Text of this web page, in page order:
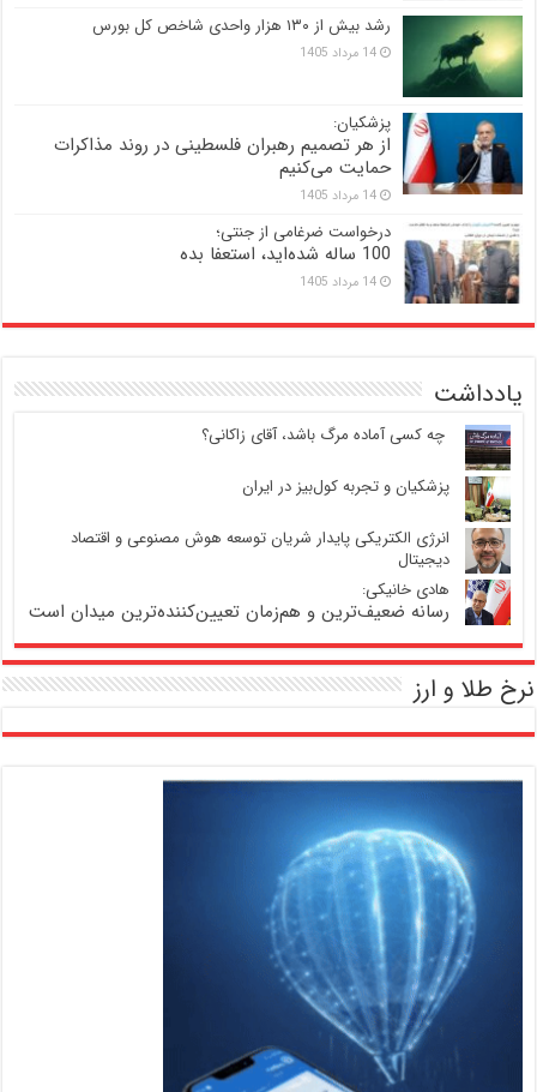
رشد بیش از ۱۳۰ هزار واحدی شاخص کل بورس
14 مرداد 1405
پزشکیان:
از هر تصمیم رهبران فلسطینی در روند مذاکرات
حمایت می‌کنیم
14 مرداد 1405
درخواست ضرغامی از جنتی؛
100 ساله شده‌اید، استعفا بده
14 مرداد 1405
یادداشت
‍ چه کسی آماده مرگ باشد، آقای زاکانی؟
پزشکیان و تجربه کول‌بیز در ایران
انرژی الکتریکی پایدار شریان توسعه هوش مصنوعی و اقتصاد
دیجیتال
هادی خانیکی:
رسانه ضعیف‌ترین و هم‌زمان تعیین‌کننده‌ترین میدان است
نرخ طلا و ارز